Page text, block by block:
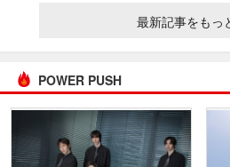
最新記事をもっ
POWER PUSH